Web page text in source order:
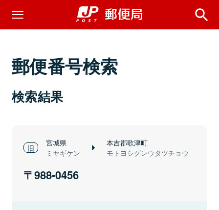
郵便番号検索
検索結果
宮城県
ミヤギケン
本吉郡歌津町
モトヨシグンウタツチョウ
988-0456